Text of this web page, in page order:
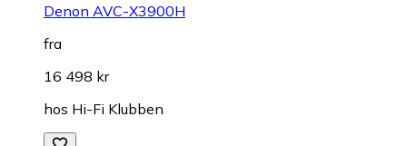
Denon AVC-X3900H
fra
16 498 kr
hos Hi-Fi Klubben